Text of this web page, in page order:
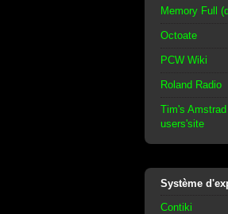
Memory Full
Octoate
PCW Wiki
Roland Radio
Tim's
users'site
Système
Contiki